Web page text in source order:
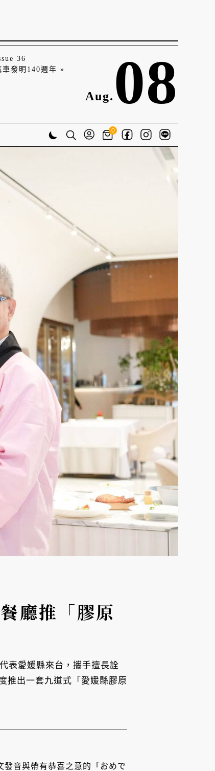
36
車發明140週年 »
Aug. 08
0
廳推「膠原
表愛媛縣來台，攜手擅長詮
推出一套九道式「愛媛縣膠原
音與帶有恭喜之意的「おめで